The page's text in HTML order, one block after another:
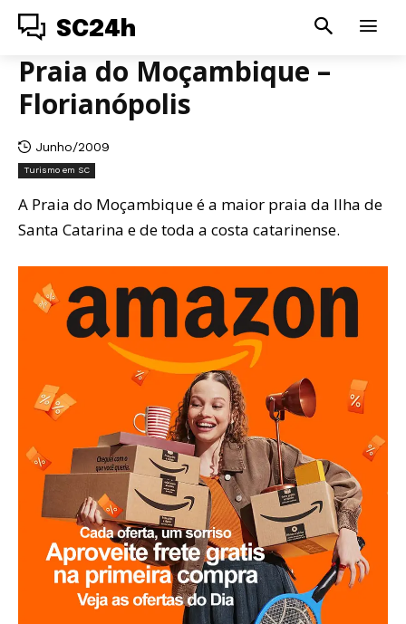
SC24h
Praia do Moçambique –
Florianópolis
Junho/2009
Turismo em SC
A Praia do Moçambique é a maior praia da Ilha de
Santa Catarina e de toda a costa catarinense.